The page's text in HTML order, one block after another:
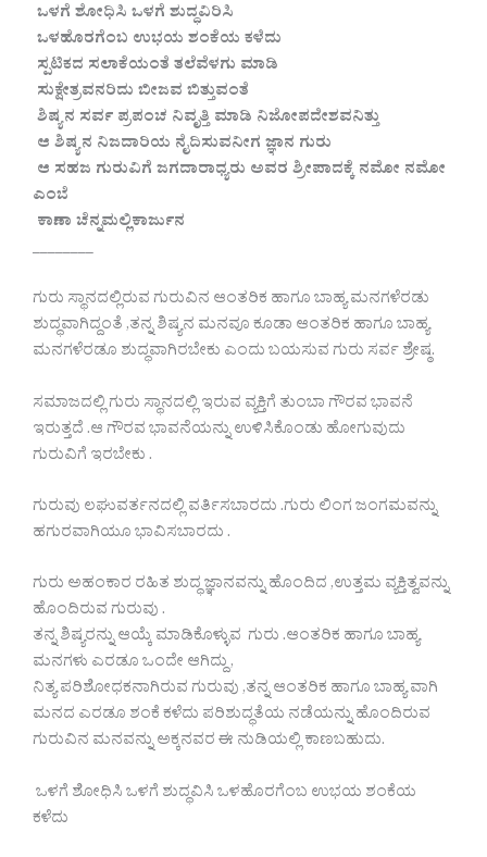
ಒಳಗೆ ಶೋಧಿಸಿ ಒಳಗೆ ಶುದ್ಧವಿರಿಸಿ
ಒಳಹೊರಗೆಂಬ ಉಭಯ ಶಂಕೆಯ ಕಳೆದು
ಸ್ಪಟಿಕದ ಸಲಾಕೆಯಂತೆ ತಲೆವೆಳಗು ಮಾಡಿ
ಸುಕ್ಷೇತ್ರವನರಿದು ಬೀಜವ ಬಿತ್ತುವಂತೆ
ಶಿಷ್ಯನ ಸರ್ವ ಪ್ರಪಂಚ ನಿವೃತ್ತಿ ಮಾಡಿ ನಿಜೋಪದೇಶವನಿತ್ತು
ಆ ಶಿಷ್ಯನ ನಿಜದಾರಿಯ ನೈದಿಸುವನೀಗ ಜ್ಞಾನ ಗುರು
ಆ ಸಹಜ ಗುರುವಿಗೆ ಜಗದಾರಾಧ್ಯರು ಅವರ ಶ್ರೀಪಾದಕ್ಕೆ ನಮೋ ನಮೋ
ಎಂಬೆ
ಕಾಣಾ ಚೆನ್ನಮಲ್ಲಿಕಾರ್ಜುನ
________
ಗುರು ಸ್ಥಾನದಲ್ಲಿರುವ ಗುರುವಿನ ಆಂತರಿಕ ಹಾಗೂ ಬಾಹ್ಯ ಮನಗಳೆರಡು
ಶುದ್ಧವಾಗಿದ್ದಂತೆ ,ತನ್ನ ಶಿಷ್ಯನ ಮನವೂ ಕೂಡಾ ಆಂತರಿಕ ಹಾಗೂ ಬಾಹ್ಯ
ಮನಗಳೆರಡೂ ಶುದ್ಧವಾಗಿರಬೇಕು ಎಂದು ಬಯಸುವ ಗುರು ಸರ್ವ ಶ್ರೇಷ್ಠ.
ಸಮಾಜದಲ್ಲಿ ಗುರು ಸ್ಥಾನದಲ್ಲಿ ಇರುವ ವ್ಯಕ್ತಿಗೆ ತುಂಬಾ ಗೌರವ ಭಾವನೆ
ಇರುತ್ತದೆ .ಆ ಗೌರವ ಭಾವನೆಯನ್ನು ಉಳಿಸಿಕೊಂಡು ಹೋಗುವುದು
ಗುರುವಿಗೆ ಇರಬೇಕು .
ಗುರುವು ಲಘುವರ್ತನದಲ್ಲಿ ವರ್ತಿಸಬಾರದು .ಗುರು ಲಿಂಗ ಜಂಗಮವನ್ನು
ಹಗುರವಾಗಿಯೂ ಭಾವಿಸಬಾರದು .
ಗುರು ಅಹಂಕಾರ ರಹಿತ ಶುದ್ಧ ಜ್ಞಾನವನ್ನು ಹೊಂದಿದ ,ಉತ್ತಮ ವ್ಯಕ್ತಿತ್ವವನ್ನು
ಹೊಂದಿರುವ ಗುರುವು .
ತನ್ನ ಶಿಷ್ಯರನ್ನು ಆಯ್ಕೆ ಮಾಡಿಕೊಳ್ಳುವ ಗುರು .ಆಂತರಿಕ ಹಾಗೂ ಬಾಹ್ಯ
ಮನಗಳು ಎರಡೂ ಒಂದೇ ಆಗಿದ್ದು ,
ನಿತ್ಯ ಪರಿಶೋಧಕನಾಗಿರುವ ಗುರುವು ,ತನ್ನ ಆಂತರಿಕ ಹಾಗೂ ಬಾಹ್ಯ ವಾಗಿ
ಮನದ ಎರಡೂ ಶಂಕೆ ಕಳೆದು ಪರಿಶುದ್ಧತೆಯ ನಡೆಯನ್ನು ಹೊಂದಿರುವ
ಗುರುವಿನ ಮನವನ್ನು ಅಕ್ಕನವರ ಈ ನುಡಿಯಲ್ಲಿ ಕಾಣಬಹುದು.
ಒಳಗೆ ಶೋಧಿಸಿ ಒಳಗೆ ಶುದ್ಧವಿಸಿ ಒಳಹೊರಗೆಂಬ ಉಭಯ ಶಂಕೆಯ
ಕಳೆದು